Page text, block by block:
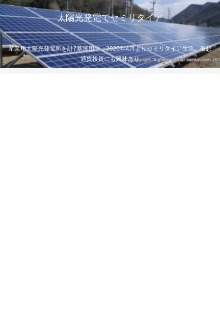
太陽光発電でセミリタイア
産業用太陽光発電所を計7基運用中。2020年4月よりセミリタイア生活。仮想
通貨投資にも興味あり